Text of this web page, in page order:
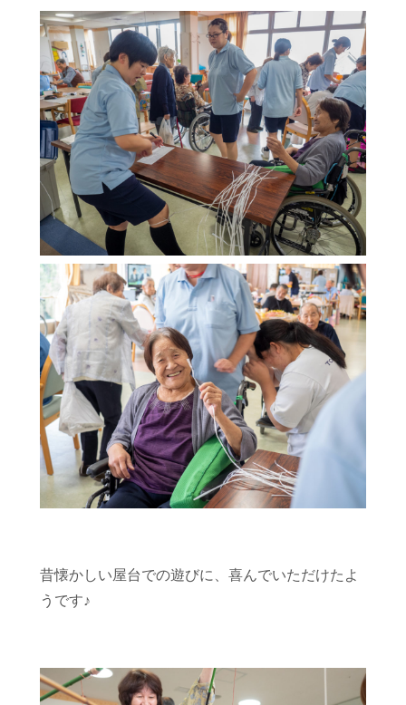
昔懐かしい屋台での遊びに、喜んでいただけたよ
うです♪